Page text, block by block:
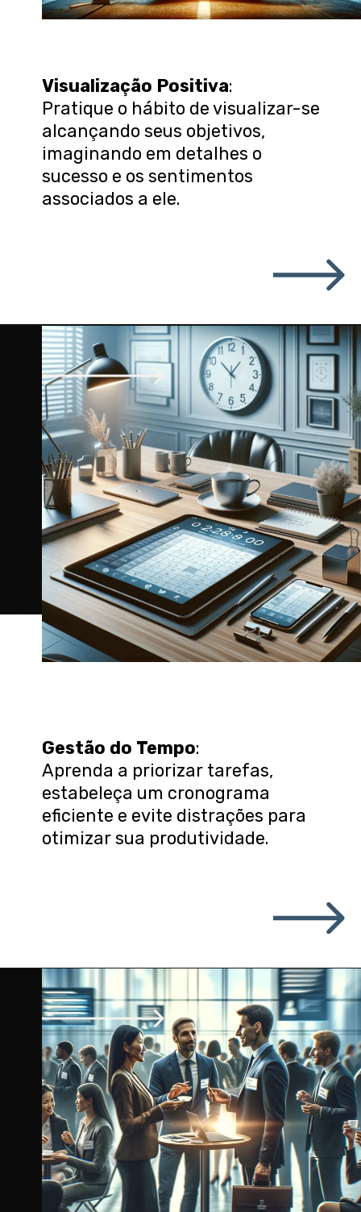
Visualização Positiva:
Pratique o hábito de visualizar-se
alcançando seus objetivos,
imaginando em detalhes o
sucesso e os sentimentos
associados a ele.
Gestão do Tempo:
Aprenda a priorizar tarefas,
estabeleça um cronograma
eficiente e evite distrações para
otimizar sua produtividade.